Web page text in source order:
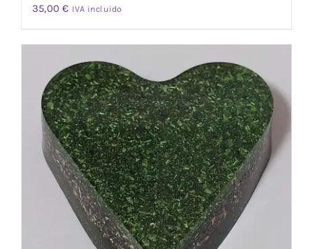
35,00€ IVA incluido